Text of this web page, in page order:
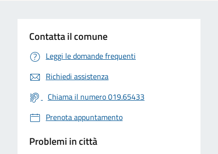
Contatta il comune
Leggi le domande frequenti
Richiedi assistenza
Chiama il numero 019.65433
Prenota appuntamento
Problemi in città